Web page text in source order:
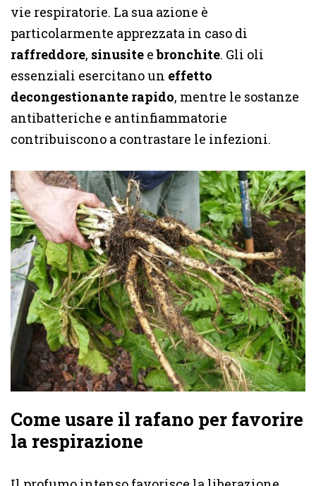
vie respiratorie. La sua azione è
particolarmente apprezzata in caso di
raffreddore, sinusite ebronchite. Gli oli
essenziali esercitano un effetto
decongestionante rapido, mentre le sostanze
antibatteriche e antinfiammatorie
contribuiscono a contrastare le infezioni.
Come usare il rafano per favorire
la respirazione